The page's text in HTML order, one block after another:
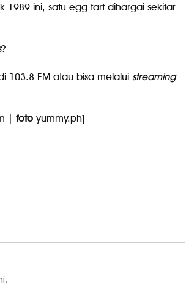
ini, satu egg tart dihargai sekitar
?
103.8 FM atau bisa melalui streaming
| fotoyummy.ph]